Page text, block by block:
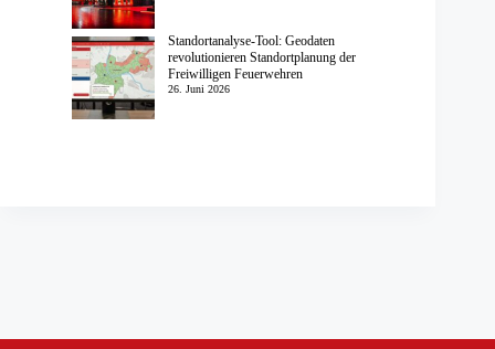
Standortanalyse-Tool: Geodaten
revolutionieren Standortplanung der
Freiwilligen Feuerwehren
26. Juni 2026